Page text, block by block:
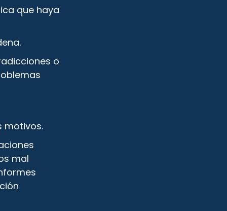
que haya
o
motivos.
mal